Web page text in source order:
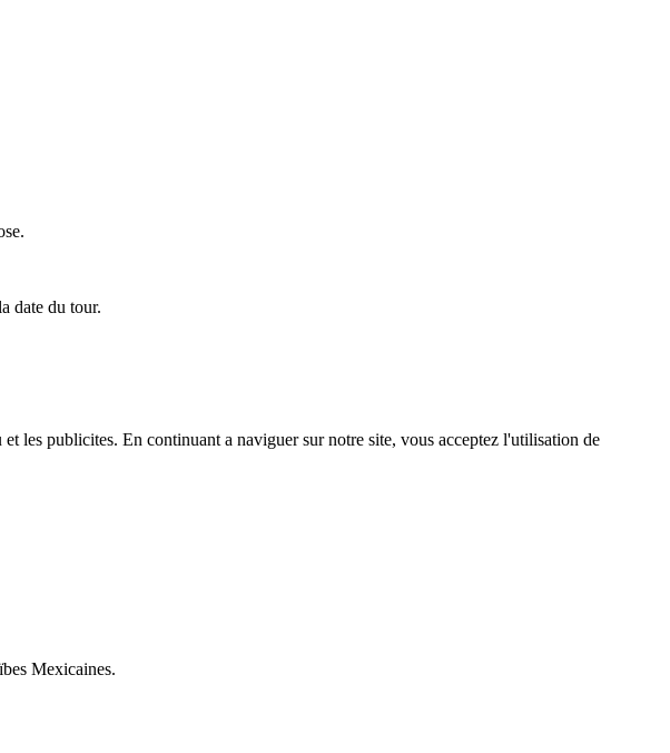
date du tour.
les publicites. En continuant a naviguer sur notre site, vous acceptez l'utilisation de
Mexicaines.